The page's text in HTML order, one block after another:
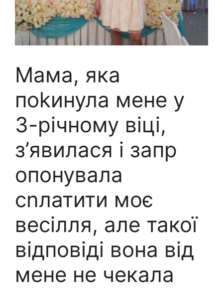
Мама, яка
поkинула мене у
3-річному віці,
з’явилася і запр
опонувала
сnлатити моє
весілля, але такої
відповіді вона від
мене не чекала